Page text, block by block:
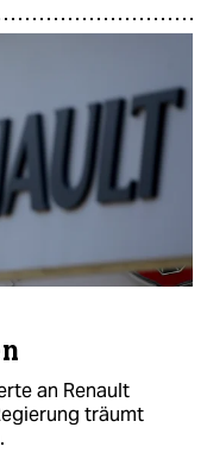
an Renault
träumt